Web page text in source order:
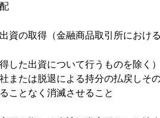
資の取得（金融商品取引所におけ
した出資について行うものを除く
または脱退による持分の払戻しそ
ことなく消滅させること